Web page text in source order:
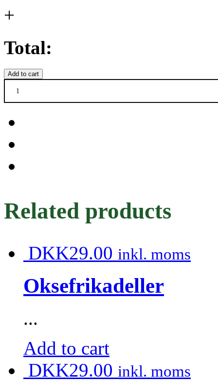
+
Total:
Add to cart
Vegebøf
quantity
Related products
DKK29.00 inkl. moms
Oksefrikadeller
...
Add to cart
DKK29.00 inkl. moms